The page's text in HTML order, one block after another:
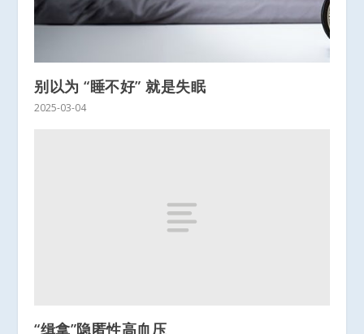
别以为 “睡不好” 就是失眠
2025-03-04
“缉拿”隐匿性高血压